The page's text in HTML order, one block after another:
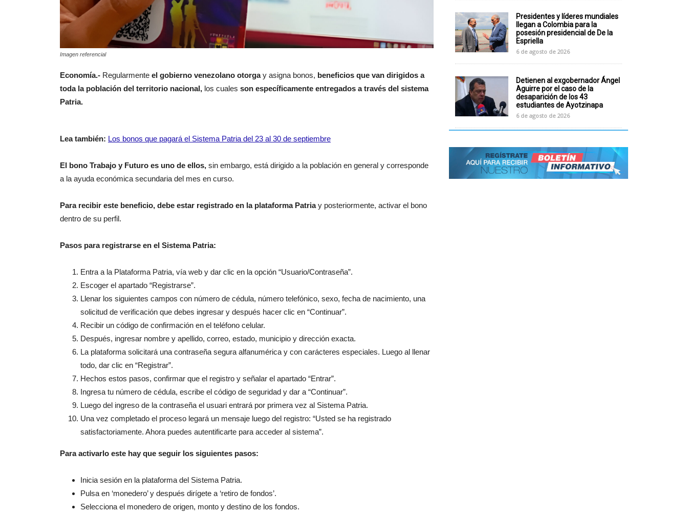
Imagen referencial
Economía.- Regularmente el gobierno venezolano otorgay asigna bonos, beneficios que van dirigidos a
toda la población del territorio nacional, los cuales son específicamente entregados a través del sistema
Patria.
Lea también: Los bonos que pagará el Sistema Patria del 23 al 30 de septiembre
El bono Trabajo y Futuro es uno de ellos, sin embargo, está dirigido a la población en general y corresponde
a la ayuda económica secundaria del mes en curso.
Para recibir este beneficio, debe estar registrado en la plataforma Patriay posteriormente, activar el bono
dentro de su perfil.
Pasos para registrarse en el Sistema Patria:
Entra a la Plataforma Patria, vía web y dar clic en la opción “Usuario/Contraseña”.
Escoger el apartado “Registrarse”.
Llenar los siguientes campos con número de cédula, número telefónico, sexo, fecha de nacimiento, una
solicitud de verificación que debes ingresar y después hacer clic en “Continuar”.
Recibir un código de confirmación en el teléfono celular.
Después, ingresar nombre y apellido, correo, estado, municipio y dirección exacta.
La plataforma solicitará una contraseña segura alfanumérica y con carácteres especiales. Luego al llenar
todo, dar clic en “Registrar”.
Hechos estos pasos, confirmar que el registro y señalar el apartado “Entrar”.
Ingresa tu número de cédula, escribe el código de seguridad y dar a “Continuar”.
Luego del ingreso de la contraseña el usuari entrará por primera vez al Sistema Patria.
Una vez completado el proceso legará un mensaje luego del registro: “Usted se ha registrado
satisfactoriamente. Ahora puedes autentificarte para acceder al sistema”.
Para activarlo este hay que seguir los siguientes pasos:
Inicia sesión en la plataforma del Sistema Patria.
Pulsa en ‘monedero’ y después dirígete a ‘retiro de fondos’.
Selecciona el monedero de origen, monto y destino de los fondos.
Presidentes y líderes mundiales
llegan a Colombia para la
posesión presidencial de De la
Espriella
6 de agosto de 2026
Detienen al exgobernador Ángel
Aguirre por el caso de la
desaparición de los 43
estudiantes de Ayotzinapa
6 de agosto de 2026